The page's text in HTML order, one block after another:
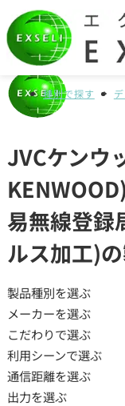
種別で探す
JVCケンウ
易無線登録
ルス加工)
製品種別を選ぶ
メーカーを選ぶ
こだわりで選ぶ
利用シーンで選ぶ
通信距離を選ぶ
出力を選ぶ